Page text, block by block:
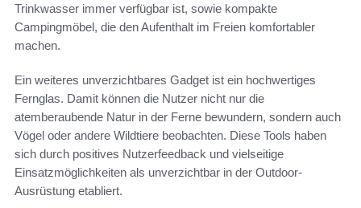
Trinkwasser immer verfügbar ist, sowie kompakte
Campingmöbel, die den Aufenthalt im Freien komfortabler
machen.
Ein weiteres unverzichtbares Gadget ist ein hochwertiges
Fernglas. Damit können die Nutzer nicht nur die
atemberaubende Natur in der Ferne bewundern, sondern auch
Vögel oder andere Wildtiere beobachten. Diese Tools haben
sich durch positives Nutzerfeedback und vielseitige
Einsatzmöglichkeiten als unverzichtbar in der Outdoor-
Ausrüstung etabliert.